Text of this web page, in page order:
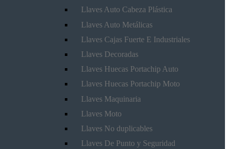
Llaves Auto Cabeza Plástica
Llaves Auto Metálicas
Llaves Cajas Fuerte E Industriales
Llaves Decoradas
Llaves Huecas Portachip Auto
Llaves Huecas Portachip Moto
Llaves Maquinaria
Llaves Moto
Llaves No duplicables
Llaves De Punto y Seguridad